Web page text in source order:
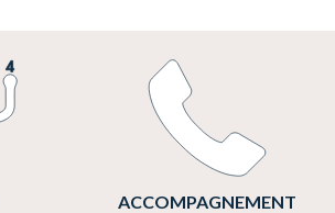
ACCOMPAGNEMENT